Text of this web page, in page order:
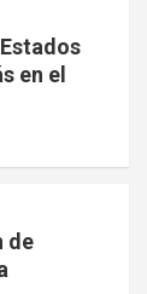
en el
de